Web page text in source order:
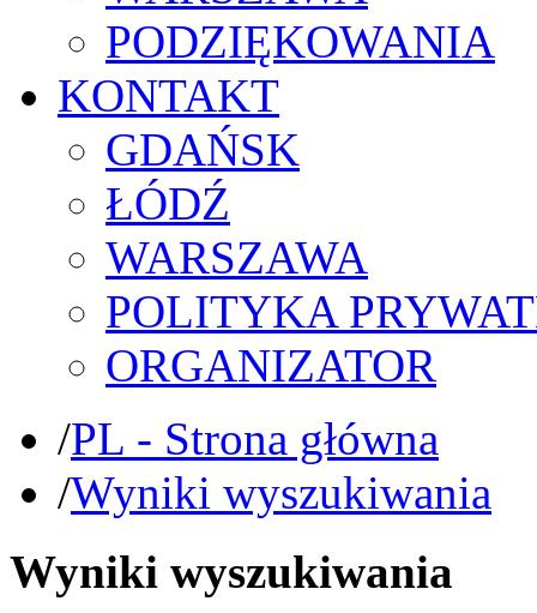
PODZIĘKOWANIA
KONTAKT
GDAŃSK
ŁÓDŹ
WARSZAWA
POLITYKA
ORGANIZATOR
/PL - Strona główna
/Wyniki wyszukiwania
Wyniki wyszukiwania